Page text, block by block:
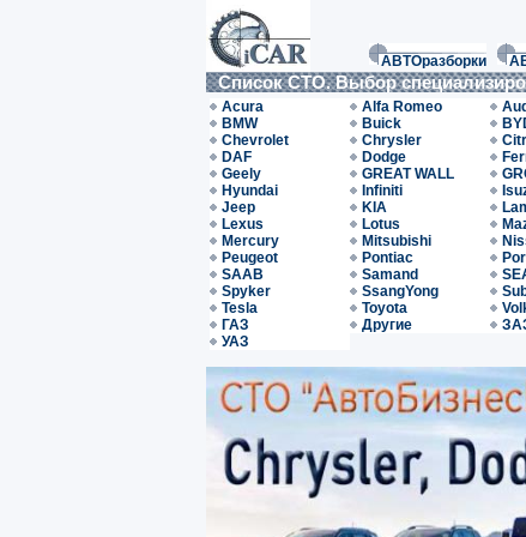
АВТОразборки
Список СТО. Выбор
Acura Alfa Romeo
BMW
Buick
Chevrolet
Chrysler
DAF
Dodge
Geely
GREAT WALL
Hyundai
Infiniti
Jeep
KIA
Lexus
Lotus
Mercury
Mitsubishi
Peugeot
Pontiac
SAAB
Samand
Spyker
SsangYong
Tesla
Toyota
ГАЗ
Другие
УАЗ